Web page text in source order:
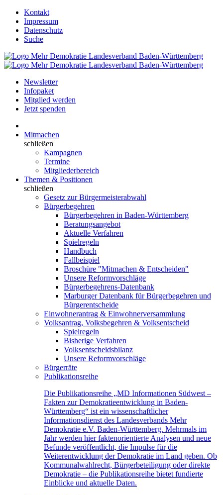
Kontakt
Impressum
Datenschutz
Suche
Newsletter
Infopaket
Mitglied werden
Jetzt spenden
Mitmachen
schließen
Kampagnen
Termine
Mitgliederbereich
Themen & Positionen
schließen
Gesetz zur Bürgermeisterabwahl
Bürgerbegehren
Bürgerbegehren in Baden-Württemberg
Beratungsangebot
Aktuelle Verfahren
Spielregeln
Handbuch
Fallbeispiel
Broschüre "Mitmachen & Entscheiden"
Unsere Reformvorschläge
Bürgerbegehrens-Datenbank
Marburger Datenbank für Bürgerbegehren und
Bürgerentscheide
Einwohnerantrag & Einwohnerversammlung
Volksantrag, Volksbegehren & Volksentscheid
Spielregeln
Bisherige Verfahren
Volksentscheidsbilanz
Unsere Reformvorschläge
Bürgerräte
Publikationsreihe
Die Publikationsreihe „MD Informationen Südwest –
Fakten zur Demokratieentwicklung in Baden-
Württemberg“ ist ein wissenschaftlicher
Informationsdienst des Landesverbands Mehr
Demokratie e.V. Baden-Württemberg. Mehrmals im
Jahr werden hier faktenorientierte Analysen und neue
Befunde veröffentlicht, die Impulse für die
Weiterentwicklung der Demokratie im Land geben. Ob
Kommunalwahlrecht, Bürgerbeteiligung oder direkte
Demokratie – die Publikationsreihe bietet fundierte
Einblicke und aktuelle Daten.